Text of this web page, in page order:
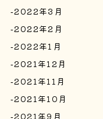
2022年3月
2022年2月
2022年1月
2021年12月
2021年11月
2021年10月
2021年9月